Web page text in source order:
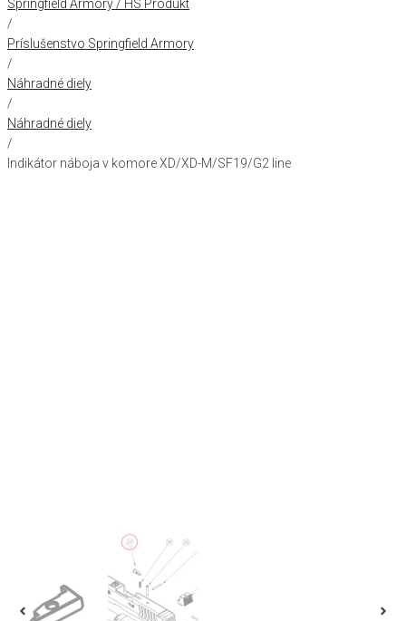
Springfield Armory / HS Produkt
/
Príslušenstvo Springfield Armory
/
Náhradné diely
/
Náhradné diely
/
Indikátor náboja v komore XD/XD-M/SF19/G2 line